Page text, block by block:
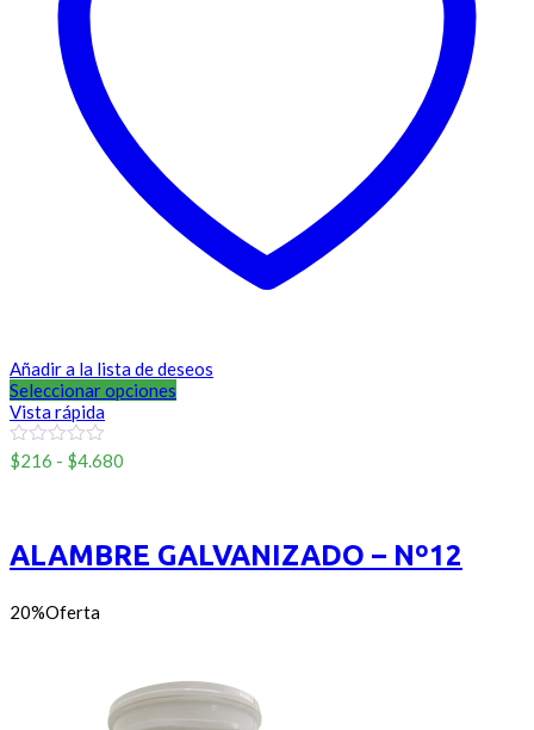
Añadir a la lista de deseos
Seleccionar opciones
Vista rápida
0
out
$216 - $4.680
$216
hasta
ALAMBRE GALVANIZADO – Nº12
20%Oferta